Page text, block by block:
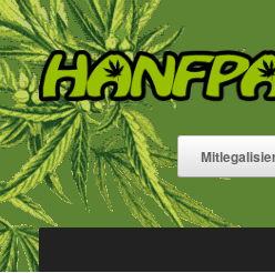
Zum
Inhalt
springen